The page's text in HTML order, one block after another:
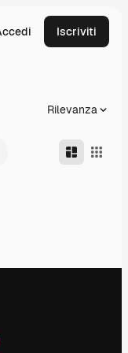
Iscriviti
Rilevanza